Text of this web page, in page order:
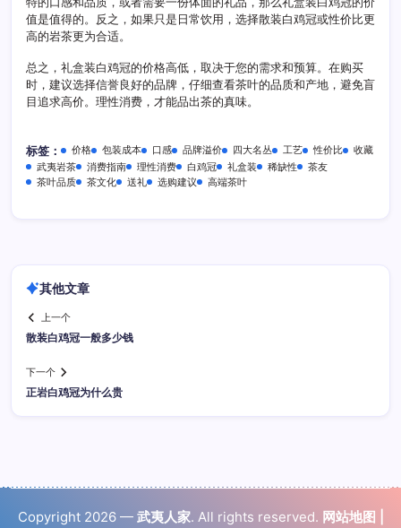
值是值得的。反之，如果只是日常饮用，选择散装白鸡冠或性价比更
高的岩茶更为合适。
总之，礼盒装白鸡冠的价格高低，取决于您的需求和预算。在购买
时，建议选择信誉良好的品牌，仔细查看茶叶的品质和产地，避免盲
目追求高价。理性消费，才能品出茶的真味。
标签： 价格 包装成本 口感 品牌溢价 四大名丛 工艺 性价比
收藏
武夷岩茶
消费指南 理性消费 白鸡冠 礼盒装 稀缺性
茶友
茶叶品质
茶文化 送礼 选购建议 高端茶叶
其他文章
上一个
散装白鸡冠一般多少钱
下一个
正岩白鸡冠为什么贵
Copyright 2026 — 武夷人家. All rights reserved. 网站地图